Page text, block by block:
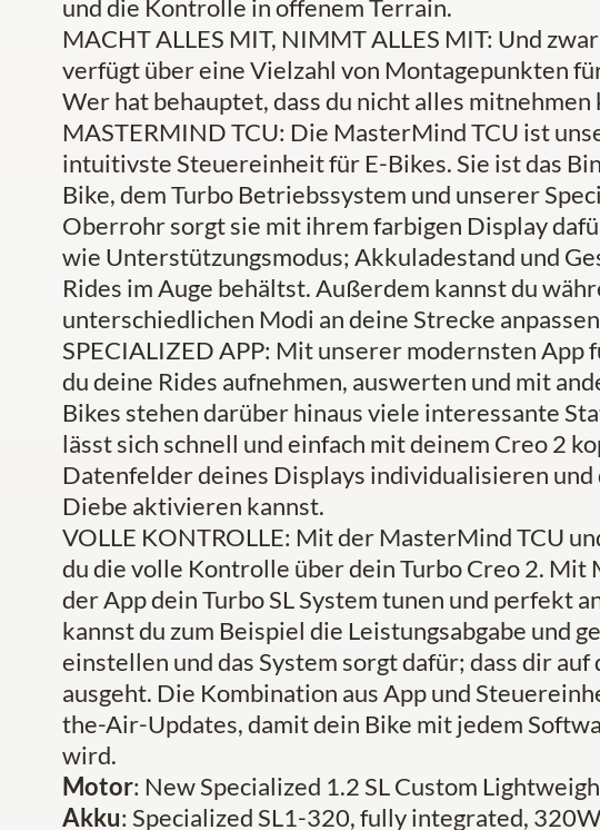
und die Kontrolle in offenem Terrain.
MACHT ALLES MIT, NIMMT ALLES MIT: Und
verfügt über eine Vielzahl von Montagepunkten
Wer hat behauptet, dass du nicht alles mitnehmen
MASTERMIND TCU: Die MasterMind TCU ist
intuitivste Steuereinheit für E-Bikes. Sie ist das
Bike, dem Turbo Betriebssystem und unserer
Oberrohr sorgt sie mit ihrem farbigen Display
wie Unterstützungsmodus; Akkuladestand und
Rides im Auge behältst. Außerdem kannst du
unterschiedlichen Modi an deine Strecke
SPECIALIZED APP: Mit unserer modernsten App
du deine Rides aufnehmen, auswerten und mit
Bikes stehen darüber hinaus viele interessante
lässt sich schnell und einfach mit deinem Creo 2
Datenfelder deines Displays individualisieren und
Diebe aktivieren kannst.
VOLLE KONTROLLE: Mit der MasterMind TCU
du die volle Kontrolle über dein Turbo Creo 2. Mit
der App dein Turbo SL System tunen und perfekt
kannst du zum Beispiel die Leistungsabgabe und
einstellen und das System sorgt dafür; dass dir
ausgeht. Die Kombination aus App und
the-Air-Updates, damit dein Bike mit jedem
wird.
Motor: New Specialized 1.2 SL Custom
Akku: Specialized SL1-320, fully integrated,